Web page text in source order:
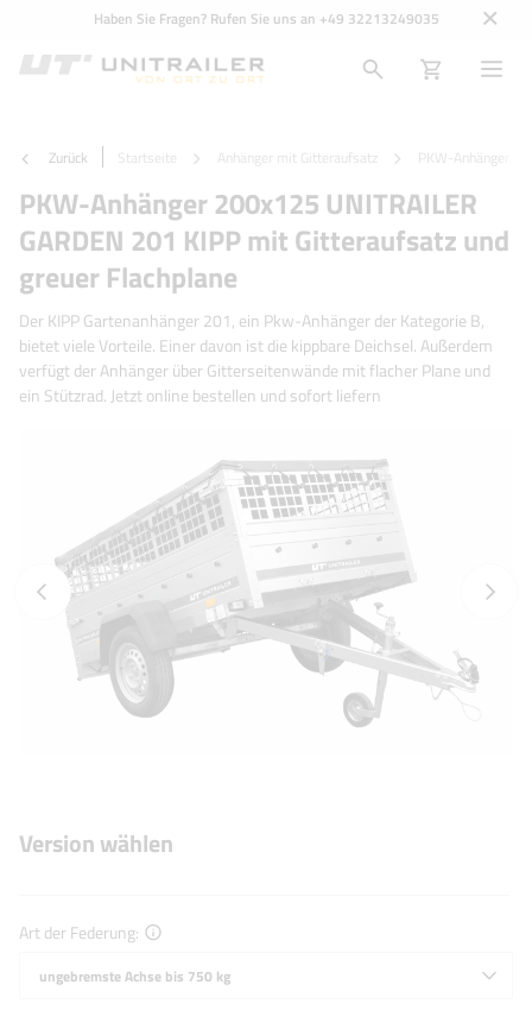
Haben Sie Fragen? Rufen Sie uns an +49 32213249035
Zurück Startseite Anhänger mit Gitteraufsatz PKW-Anhänger
PKW-Anhänger 200x125 UNITRAILER
GARDEN 201 KIPP mit Gitteraufsatz und
greuer Flachplane
Der KIPP Gartenanhänger 201, ein Pkw-Anhänger der Kategorie B,
bietet viele Vorteile. Einer davon ist die kippbare Deichsel. Außerdem
verfügt der Anhänger über Gitterseitenwände mit flacher Plane und
ein Stützrad. Jetzt online bestellen und sofort liefern
Vorheriges Foto
Version wählen
Art der Federung
ungebremste Achse bis 750 kg